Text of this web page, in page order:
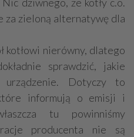
za zieloną alternatywę dla
kotłowi nierówny, dlatego
sprawdzić, jakie
Dotyczy to
informują o emisji i
tu powinniśmy
producenta nie są